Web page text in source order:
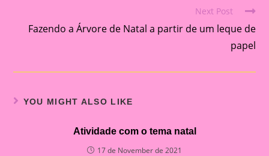
more
Next Post
Fazendo a Árvore de Natal a partir de um leque de
papel
YOU MIGHT ALSO LIKE
Atividade com o tema natal
17 de November de 2021